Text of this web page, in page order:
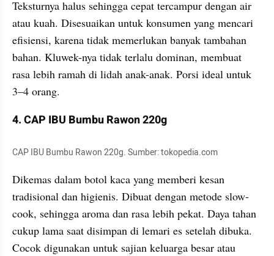
Teksturnya halus sehingga cepat tercampur dengan air
atau kuah. Disesuaikan untuk konsumen yang mencari
efisiensi, karena tidak memerlukan banyak tambahan
bahan. Kluwek-nya tidak terlalu dominan, membuat
rasa lebih ramah di lidah anak-anak. Porsi ideal untuk
3–4 orang.
4. CAP IBU Bumbu Rawon 220g
CAP IBU Bumbu Rawon 220g. Sumber: tokopedia.com
Dikemas dalam botol kaca yang memberi kesan
tradisional dan higienis. Dibuat dengan metode slow-
cook, sehingga aroma dan rasa lebih pekat. Daya tahan
cukup lama saat disimpan di lemari es setelah dibuka.
Cocok digunakan untuk sajian keluarga besar atau